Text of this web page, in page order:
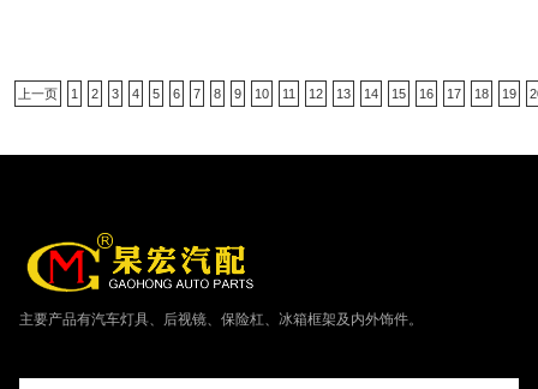
上一页 1 2 3 4 5 6 7 8 9 10 11 12 13 14 15 16 17 18 19
主要产品有汽车灯具、后视镜、保险杠、冰箱框架及内外饰件。